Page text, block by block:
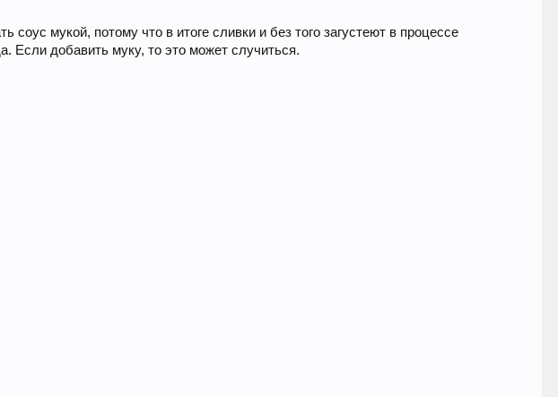
мукой, потому что в итоге сливки и без того загустеют в процессе
Если добавить муку, то это может случиться.